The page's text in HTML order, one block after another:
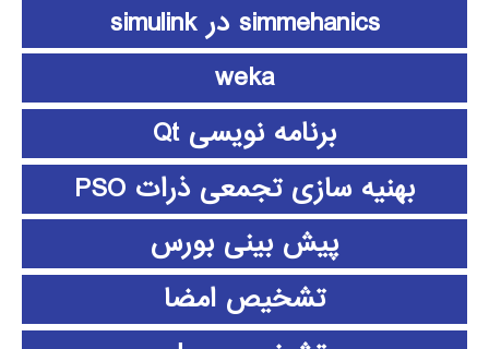
simmehanics در simulink
weka
برنامه نویسی Qt
بهنیه سازی تجمعی ذرات PSO
پیش بینی بورس
تشخیص امضا